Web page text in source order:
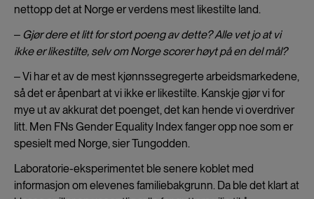
nettopp det at Norge er verdens mest likestilte land.
‒ Gjør dere et litt for stort poeng av dette? Alle vet jo at vi
ikke er likestilte, selv om Norge scorer høyt på en del mål?
‒ Vi har et av de mest kjønnssegregerte arbeidsmarkedene,
så det er åpenbart at vi ikke er likestilte. Kanskje gjør vi for
mye ut av akkurat det poenget, det kan hende vi overdriver
litt. Men FNs Gender Equality Index fanger opp noe som er
spesielt med Norge, sier Tungodden.
Laboratorie-eksperimentet ble senere koblet med
informasjon om elevenes familiebakgrunn. Da ble det klart at